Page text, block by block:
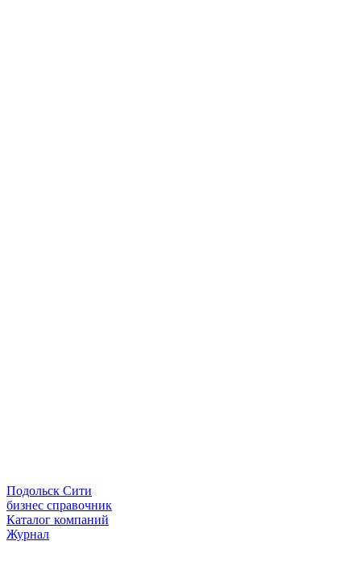
Подольск Сити
бизнес справочник
Каталог компаний
Журнал